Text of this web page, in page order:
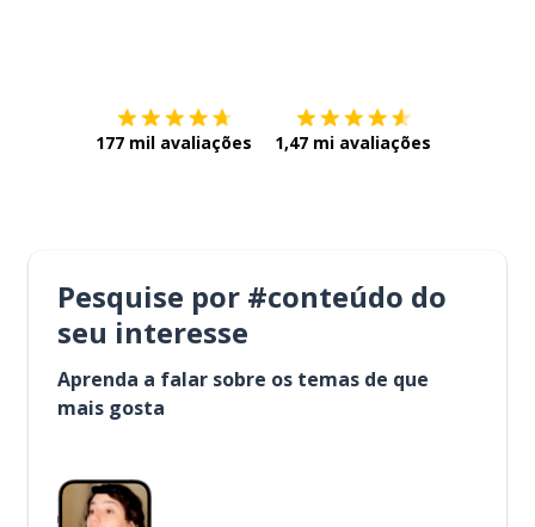
177 mil avaliações 1,47 mi avaliações
Pesquise por #conteúdo do
seu interesse
Aprenda a falar sobre os temas de que
mais gosta